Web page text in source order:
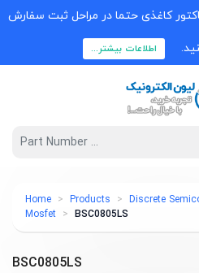
کاغذی حتما در مراحل ثبت سفارش
اطلاعات بیشتر...
Home Products Discrete
Mosfet
BSC0805LS
BSC0805LS